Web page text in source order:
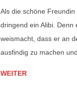
Als die schöne
dringend ein Alibi.
weismacht, dass er an
ausfindig zu machen
WEITER